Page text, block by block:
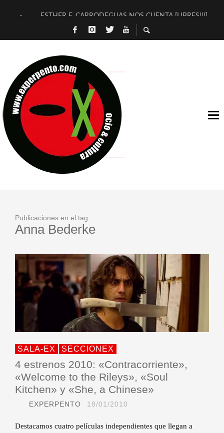
ESTHER F. CARRODEGUAS NOS CUENTA [LIBRES!!!]
[TERRA DE GUAPES] DE SANDRA MONFORT
TIMBRE 4, LA ESCUELA DEL DIRECTOR TEATRAL CLAUDIO
30 AÑOS (NO ES NADA) DE LA KATARSIS DEL TOMATAZO
MILITARES JUDÍAS EN #EXVITA
D’BALDOMEROS REINVENTAN [BITÁCORA 3.0] EN EXVITA
MARSHALL FLASH PRESENTA EN EXVITA [RELATIVA
JOFRE BARDAGÍ EN EXVITA INTERPRETANDO A SERRAT
Publicaciones en el tag
Anna Bederke
SALA-EX SECCIONEX
4 estrenos 2010: «Contracorriente»,
«Welcome to the Rileys», «Soul
Kitchen» y «She, a Chinese»
EXPERPENTO 18/01/2010
Destacamos cuatro películas independientes que llegan a